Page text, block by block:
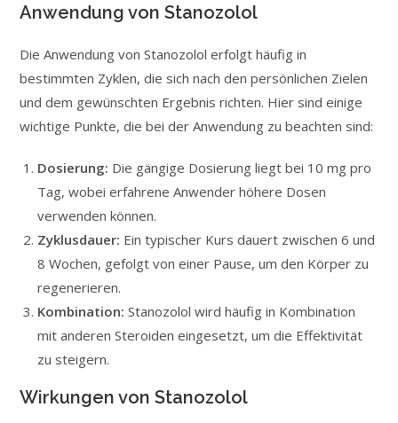
Anwendung von Stanozolol
Die Anwendung von Stanozolol erfolgt häufig in
bestimmten Zyklen, die sich nach den persönlichen Zielen
und dem gewünschten Ergebnis richten. Hier sind einige
wichtige Punkte, die bei der Anwendung zu beachten sind:
Dosierung: Die gängige Dosierung liegt bei 10 mg pro
Tag, wobei erfahrene Anwender höhere Dosen
verwenden können.
Zyklusdauer: Ein typischer Kurs dauert zwischen 6 und
8 Wochen, gefolgt von einer Pause, um den Körper zu
regenerieren.
Kombination: Stanozolol wird häufig in Kombination
mit anderen Steroiden eingesetzt, um die Effektivität
zu steigern.
Wirkungen von Stanozolol